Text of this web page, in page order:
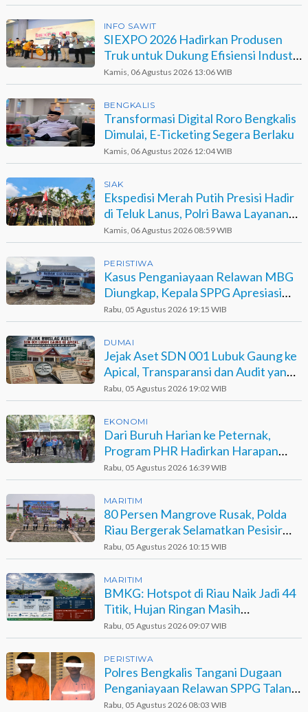
INFO SAWIT
SIEXPO 2026 Hadirkan Produsen
Truk untuk Dukung Efisiensi Industri
Sawit
Kamis, 06 Agustus 2026 13:06 WIB
BENGKALIS
Transformasi Digital Roro Bengkalis
Dimulai, E-Ticketing Segera Berlaku
Kamis, 06 Agustus 2026 12:04 WIB
SIAK
Ekspedisi Merah Putih Presisi Hadir
di Teluk Lanus, Polri Bawa Layanan
dan Harapan
Kamis, 06 Agustus 2026 08:59 WIB
PERISTIWA
Kasus Penganiayaan Relawan MBG
Diungkap, Kepala SPPG Apresiasi
Kinerja Polisi
Rabu, 05 Agustus 2026 19:15 WIB
DUMAI
Jejak Aset SDN 001 Lubuk Gaung ke
Apical, Transparansi dan Audit yang
Belum Terjawab
Rabu, 05 Agustus 2026 19:02 WIB
EKONOMI
Dari Buruh Harian ke Peternak,
Program PHR Hadirkan Harapan
Baru bagi Suku Sakai
Rabu, 05 Agustus 2026 16:39 WIB
MARITIM
80 Persen Mangrove Rusak, Polda
Riau Bergerak Selamatkan Pesisir
Sinaboi
Rabu, 05 Agustus 2026 10:15 WIB
MARITIM
BMKG: Hotspot di Riau Naik Jadi 44
Titik, Hujan Ringan Masih
Berpotensi Terjadi
Rabu, 05 Agustus 2026 09:07 WIB
PERISTIWA
Polres Bengkalis Tangani Dugaan
Penganiayaan Relawan SPPG Talang
Muandau
Rabu, 05 Agustus 2026 08:03 WIB